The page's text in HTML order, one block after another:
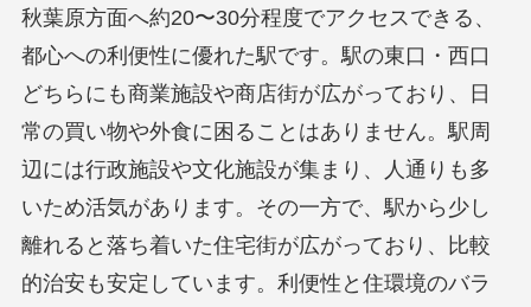
秋葉原方面へ約20〜30分程度でアクセスできる、
都心への利便性に優れた駅です。駅の東口・西口
どちらにも商業施設や商店街が広がっており、日
常の買い物や外食に困ることはありません。駅周
辺には行政施設や文化施設が集まり、人通りも多
いため活気があります。その一方で、駅から少し
離れると落ち着いた住宅街が広がっており、比較
的治安も安定しています。利便性と住環境のバラ